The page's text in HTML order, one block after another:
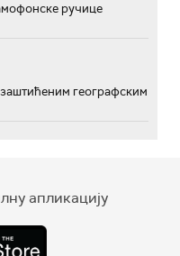
ручице
географским
апликацију